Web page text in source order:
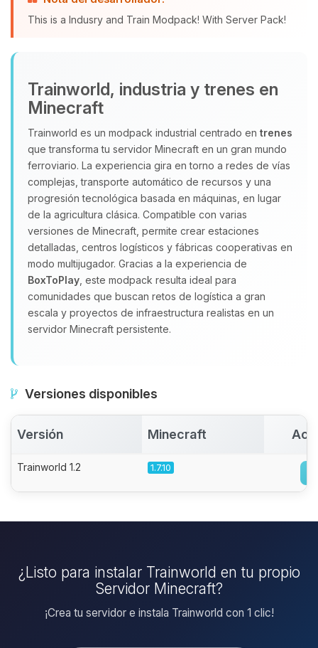
This is a Indusry and Train Modpack! With Server Pack!
Trainworld, industria y trenes en
Minecraft
Trainworld es un modpack industrial centrado en trenes
que transforma tu servidor Minecraft en un gran mundo
ferroviario. La experiencia gira en torno a redes de vías
complejas, transporte automático de recursos y una
progresión tecnológica basada en máquinas, en lugar
de la agricultura clásica. Compatible con varias
versiones de Minecraft, permite crear estaciones
detalladas, centros logísticos y fábricas cooperativas en
modo multijugador. Gracias a la experiencia de
BoxToPlay , este modpack resulta ideal para
comunidades que buscan retos de logística a gran
escala y proyectos de infraestructura realistas en un
servidor Minecraft persistente.
Versiones disponibles
Versión Minecraft
Trainworld 1.2 1.7.10
¿Listo para instalar Trainworld en tu propio
Servidor Minecraft?
¡Crea tu servidor e instala Trainworld con 1 clic!
hablar! Soy Choupy, tu pequeno
asistente de BoxToPlay. Cuentame